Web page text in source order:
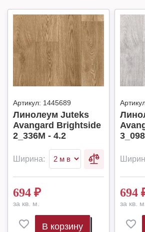
Артикул: 1445689
Линолеум Juteks
Avangard Brightside
2_336M - 4.2
Ширина:
694 ₽
за кв. м.
В корзину
694
за кв. м.